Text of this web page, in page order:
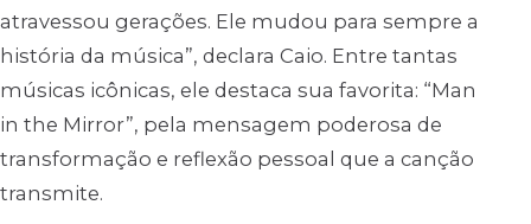
atravessou gerações. Ele mudou para sempre a
história da música”, declara Caio. Entre tantas
músicas icônicas, ele destaca sua favorita: “Man
in the Mirror”, pela mensagem poderosa de
transformação e reflexão pessoal que a canção
transmite.